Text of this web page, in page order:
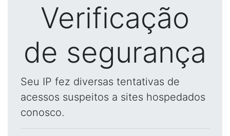
Verificação
de segurança
Seu IP fez diversas tentativas de
acessos suspeitos a sites hospedados
conosco.